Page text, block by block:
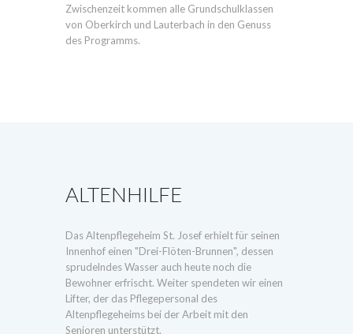
Zwischenzeit kommen alle Grundschulklassen
von Oberkirch und Lauterbach in den Genuss
des Programms.
ALTENHILFE
Das Altenpflegeheim St. Josef erhielt für seinen
Innenhof einen "Drei-Flöten-Brunnen", dessen
sprudelndes Wasser auch heute noch die
Bewohner erfrischt. Weiter spendeten wir einen
Lifter, der das Pflegepersonal des
Altenpflegeheims bei der Arbeit mit den
Senioren unterstützt.